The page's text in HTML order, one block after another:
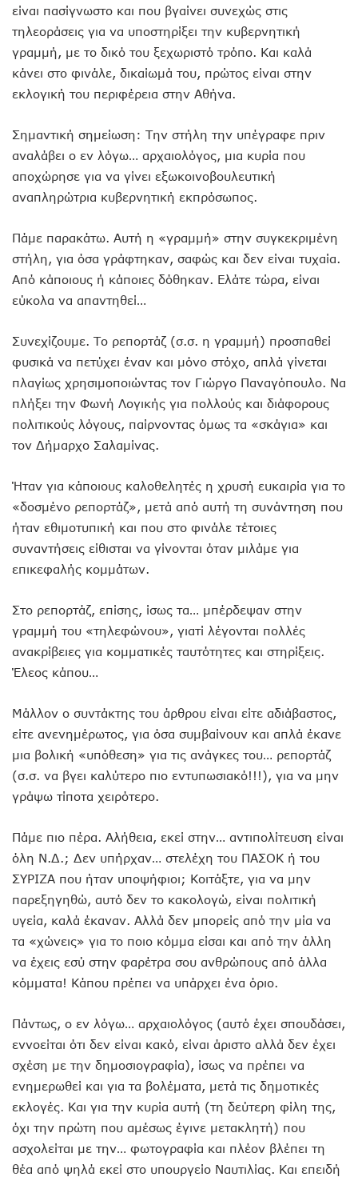
είναι πασίγνωστο και που βγαίνει συνεχώς στις
τηλεοράσεις για να υποστηρίξει την κυβερνητική
γραμμή, με το δικό του ξεχωριστό τρόπο. Και καλά
κάνει στο φινάλε, δικαίωμά του, πρώτος είναι στην
εκλογική του περιφέρεια στην Αθήνα.
Σημαντική σημείωση: Την στήλη την υπέγραφε πριν
αναλάβει ο εν λόγω… αρχαιολόγος, μια κυρία που
αποχώρησε για να γίνει εξωκοινοβουλευτική
αναπληρώτρια κυβερνητική εκπρόσωπος.
Πάμε παρακάτω. Αυτή η «γραμμή» στην συγκεκριμένη
στήλη, για όσα γράφτηκαν, σαφώς και δεν είναι τυχαία.
Από κάποιους ή κάποιες δόθηκαν. Ελάτε τώρα, είναι
εύκολα να απαντηθεί…
Συνεχίζουμε. Το ρεπορτάζ (σ.σ. η γραμμή) προσπαθεί
φυσικά να πετύχει έναν και μόνο στόχο, απλά γίνεται
πλαγίως χρησιμοποιώντας τον Γιώργο Παναγόπουλο. Να
πλήξει την Φωνή Λογικής για πολλούς και διάφορους
πολιτικούς λόγους, παίρνοντας όμως τα «σκάγια» και
τον Δήμαρχο Σαλαμίνας.
Ήταν για κάποιους καλοθελητές η χρυσή ευκαιρία για το
«δοσμένο ρεπορτάζ», μετά από αυτή τη συνάντηση που
ήταν εθιμοτυπική και που στο φινάλε τέτοιες
συναντήσεις είθισται να γίνονται όταν μιλάμε για
επικεφαλής κομμάτων.
Στο ρεπορτάζ, επίσης, ίσως τα… μπέρδεψαν στην
γραμμή του «τηλεφώνου», γιατί λέγονται πολλές
ανακρίβειες για κομματικές ταυτότητες και στηρίξεις.
Έλεος κάπου…
Μάλλον ο συντάκτης του άρθρου είναι είτε αδιάβαστος,
είτε ανενημέρωτος, για όσα συμβαίνουν και απλά έκανε
μια βολική «υπόθεση» για τις ανάγκες του… ρεπορτάζ
(σ.σ. να βγει καλύτερο πιο εντυπωσιακό!!!), για να μην
γράψω τίποτα χειρότερο.
Πάμε πιο πέρα. Αλήθεια, εκεί στην… αντιπολίτευση είναι
όλη Ν.Δ.; Δεν υπήρχαν… στελέχη του ΠΑΣΟΚ ή του
ΣΥΡΙΖΑ που ήταν υποψήφιοι; Κοιτάξτε, για να μην
παρεξηγηθώ, αυτό δεν το κακολογώ, είναι πολιτική
υγεία, καλά έκαναν. Αλλά δεν μπορείς από την μία να
τα «χώνεις» για το ποιο κόμμα είσαι και από την άλλη
να έχεις εσύ στην φαρέτρα σου ανθρώπους από άλλα
κόμματα! Κάπου πρέπει να υπάρχει ένα όριο.
Πάντως, ο εν λόγω… αρχαιολόγος (αυτό έχει σπουδάσει,
εννοείται ότι δεν είναι κακό, είναι άριστο αλλά δεν έχει
σχέση με την δημοσιογραφία), ίσως να πρέπει να
ενημερωθεί και για τα βολέματα, μετά τις δημοτικές
εκλογές. Και για την κυρία αυτή (τη δεύτερη φίλη της,
όχι την πρώτη που αμέσως έγινε μετακλητή) που
ασχολείται με την… φωτογραφία και πλέον βλέπει τη
θέα από ψηλά εκεί στο υπουργείο Ναυτιλίας. Και επειδή